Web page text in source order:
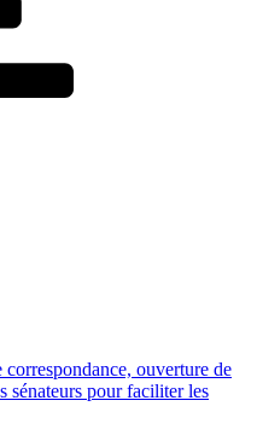
ouverture de
sénateurs pour faciliter les